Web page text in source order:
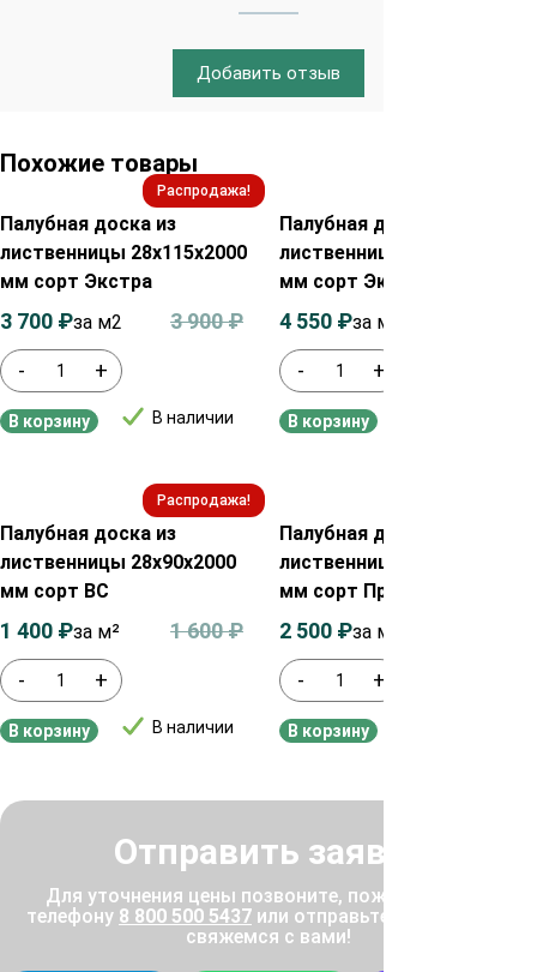
Добавить отзыв
Похожие товары
Распродажа!
Палубная доска из
лиственницы 28х115х2000
мм сорт Экстра
- +
В наличии
3 900₽
3 700 ₽за м2
В корзину
Палубная доска из
лиственницы 35х115х2000
мм сорт Экстра
- +
4 550 ₽за м²
В корзину
Распродажа!
Палубная доска из
лиственницы 28х90х2000
мм сорт ВС
- +
В наличии
1 600₽
1 400 ₽за м²
В корзину
Палубная доска из
лиственницы 28х115х2000
мм сорт Прима
- +
2 500 ₽за м2
В корзину
Отправить заявку
Для уточнения цены позвоните, пожалуйста, по
телефону 8 800 500 5437 или отправьте заявку, и мы
свяжемся с вами!